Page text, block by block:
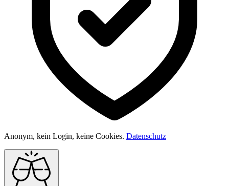
Anonym, kein Login, keine Cookies. Datenschutz